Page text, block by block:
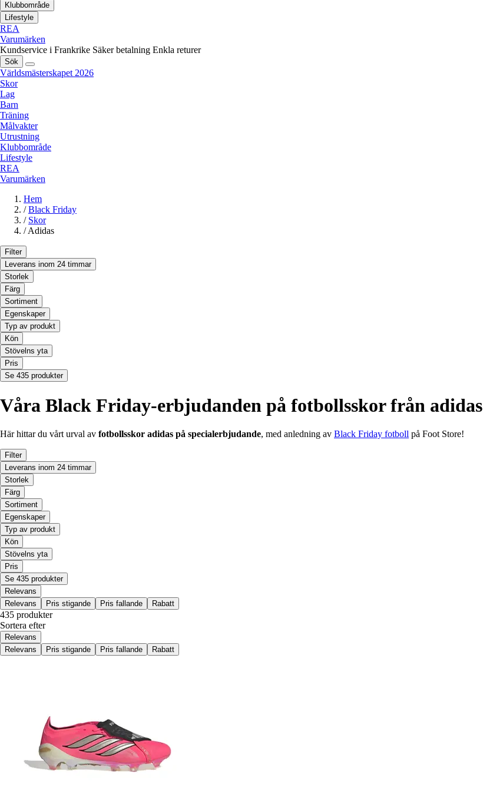
Klubbområde
Lifestyle
REA
Varumärken
Kundservice i Frankrike Säker betalning Enkla returer
Sök
Världsmästerskapet 2026
Skor
Lag
Barn
Träning
Målvakter
Utrustning
Klubbområde
Lifestyle
REA
Varumärken
Hem
/ Black Friday
/ Skor
/Adidas
Filter
Leverans inom 24 timmar
Storlek
Färg
Sortiment
Egenskaper
Typ av produkt
Kön
Stövelns yta
Pris
Se 435 produkter
Våra Black Friday-erbjudanden på fotbollsskor från adidas
Här hittar du vårt urval av fotbollsskor adidas på specialerbjudande, med anledning av Black Friday fotboll på Foot Store!
Filter
Leverans inom 24 timmar
Storlek
Färg
Sortiment
Egenskaper
Typ av produkt
Kön
Stövelns yta
Pris
Se 435 produkter
Relevans
Relevans
Pris stigande Pris fallande Rabatt
435 produkter
Sortera efter
Relevans
Relevans
Pris stigande Pris fallande Rabatt